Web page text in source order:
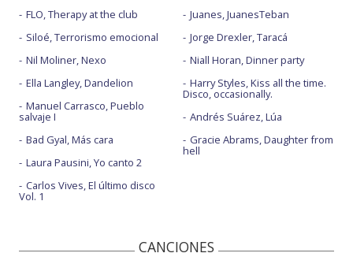
FLO, Therapy at the club
Siloé, Terrorismo emocional
Nil Moliner, Nexo
Ella Langley, Dandelion
Manuel Carrasco, Pueblo
salvaje I
Bad Gyal, Más cara
Laura Pausini, Yo canto 2
Carlos Vives, El último disco
Vol. 1
Juanes, JuanesTeban
Jorge Drexler, Taracá
Niall Horan, Dinner party
Harry Styles, Kiss all the time.
Disco, occasionally.
Andrés Suárez, Lúa
Gracie Abrams, Daughter from
hell
CANCIONES